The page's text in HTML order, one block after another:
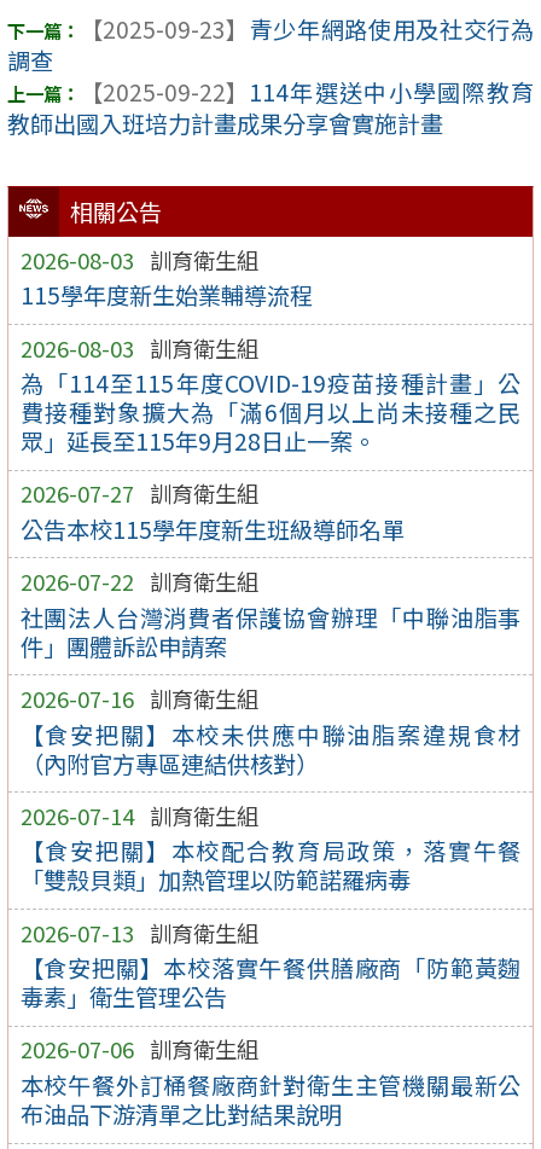
相關公告
2026-08-03 訓育衛生組
115學年度新生始業輔導流程
2026-08-03 訓育衛生組
為「114至115年度COVID-19疫苗接種計畫」公
費接種對象擴大為「滿6個月以上尚未接種之民
眾」延長至115年9月28日止一案。
2026-07-27 訓育衛生組
公告本校115學年度新生班級導師名單
2026-07-22 訓育衛生組
社團法人台灣消費者保護協會辦理「中聯油脂事
件」團體訴訟申請案
2026-07-16 訓育衛生組
【食安把關】本校未供應中聯油脂案違規食材
（內附官方專區連結供核對）
2026-07-14 訓育衛生組
【食安把關】本校配合教育局政策，落實午餐
「雙殼貝類」加熱管理以防範諾羅病毒
2026-07-13 訓育衛生組
【食安把關】本校落實午餐供膳廠商「防範黃麴
毒素」衛生管理公告
2026-07-06 訓育衛生組
本校午餐外訂桶餐廠商針對衛生主管機關最新公
布油品下游清單之比對結果說明
【2025-09-23】 青少年網路使用及社交行為
調查
【2025-09-22】 114年選送中小學國際教育
教師出國入班培力計畫成果分享會實施計畫